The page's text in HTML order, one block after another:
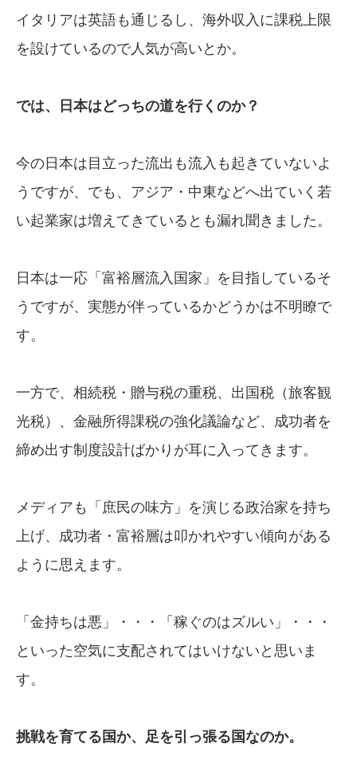
イタリアは英語も通じるし、海外収入に課税上限
を設けているので人気が高いとか。
では、日本はどっちの道を行くのか？
今の日本は目立った流出も流入も起きていないよ
うですが、でも、アジア・中東などへ出ていく若
い起業家は増えてきているとも漏れ聞きました。
日本は一応「富裕層流入国家」を目指しているそ
うですが、実態が伴っているかどうかは不明瞭で
す。
一方で、相続税・贈与税の重税、出国税（旅客観
光税）、金融所得課税の強化議論など、成功者を
締め出す制度設計ばかりが耳に入ってきます。
メディアも「庶民の味方」を演じる政治家を持ち
上げ、成功者・富裕層は叩かれやすい傾向がある
ように思えます。
「金持ちは悪」・・・「稼ぐのはズルい」・・・
といった空気に支配されてはいけないと思いま
す。
挑戦を育てる国か、足を引っ張る国なのか。